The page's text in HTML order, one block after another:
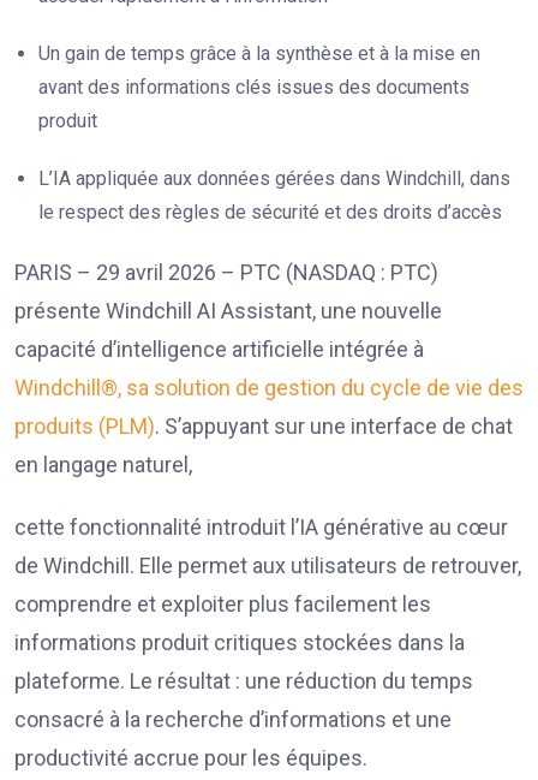
Un gain de temps grâce à la synthèse et à la mise en
avant des informations clés issues des documents
produit
L’IA appliquée aux données gérées dans Windchill, dans
le respect des règles de sécurité et des droits d’accès
PARIS – 29 avril 2026 – PTC (NASDAQ : PTC)
présente Windchill AI Assistant, une nouvelle
capacité d’intelligence artificielle intégrée à
Windchill®, sa solution de gestion du cycle de vie des
produits (PLM). S’appuyant sur une interface de chat
en langage naturel,
cette fonctionnalité introduit l’IA générative au cœur
de Windchill. Elle permet aux utilisateurs de retrouver,
comprendre et exploiter plus facilement les
informations produit critiques stockées dans la
plateforme. Le résultat : une réduction du temps
consacré à la recherche d’informations et une
productivité accrue pour les équipes.